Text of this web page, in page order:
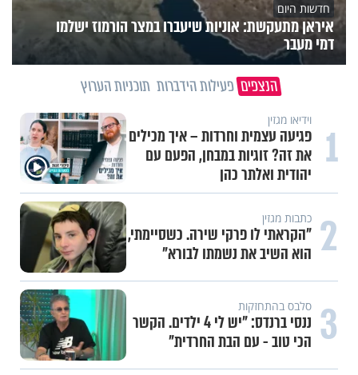
חדשות היום
איראן מתעקשת: אוניות שיעברו במצר הורמוז ישלמו
דמי מעבר
הנצפים פעילות הידברות תוכניות הערוץ
1 וידיאו מגזין
פגיעה עצמית וחרדות – איך מכילים
את זה? זוגיות במבחן, הפעם עם
יהודית ואלתר כהן
2 כתבות מגזין
"הקראתי לו פרקי שירה. כשסיימתי,
הוא השיב את נשמתו לבורא"
3 סלבס בהתחזקות
ננסי ברנדס: "יש לי 4 ילדים. הקשר
הכי טוב - עם הבת החרדית"